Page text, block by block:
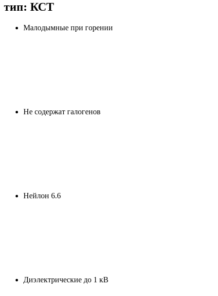
тип: КСT
Малодымные при горении
Не содержат галогенов
Нейлон 6.6
Диэлектрические до 1 кВ